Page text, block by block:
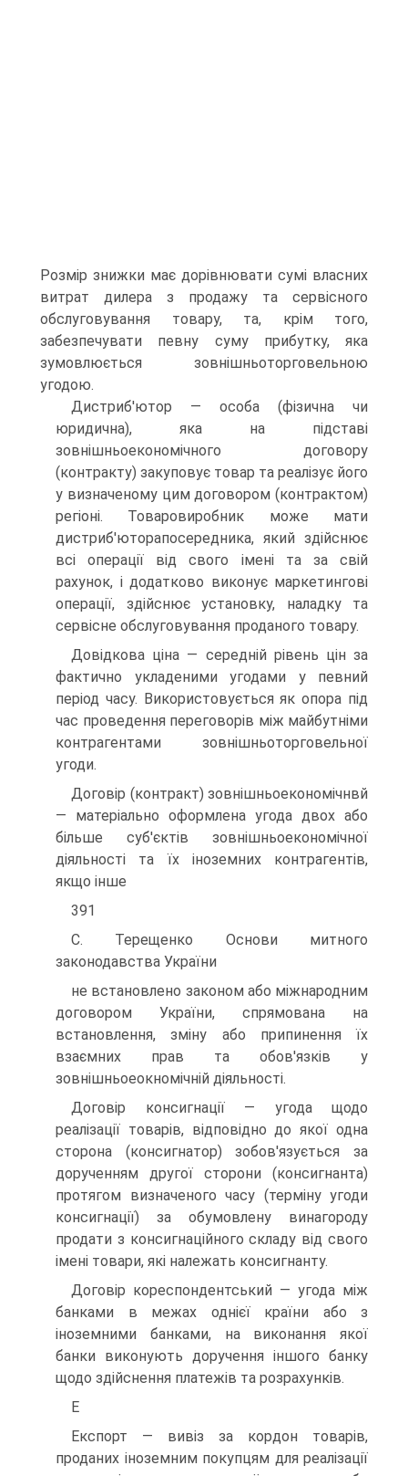
Розмір знижки має дорівнювати сумі власних
витрат дилера з продажу та сервісного
обслуговування товару, та, крім того,
забезпечувати певну суму прибутку, яка
зумовлюється зовнішньоторговельною
угодою.
Дистриб'ютор — особа (фізична чи
юридична), яка на підставі
зовнішньоекономічного договору
(контракту) закуповує товар та реалізує його
у визначеному цим договором (контрактом)
регіоні. Товаровиробник може мати
дистриб'юторапосередника, який здійснює
всі операції від свого імені та за свій
рахунок, і додатково виконує маркетингові
операції, здійснює установку, наладку та
сервісне обслуговування проданого товару.
Довідкова ціна — середній рівень цін за
фактично укладеними угодами у певний
період часу. Використовується як опора під
час проведення переговорів між майбутніми
контрагентами зовнішньоторговельної
угоди.
Договір (контракт) зовнішньоекономічнвй
— матеріально оформлена угода двох або
більше суб'єктів зовнішньоекономічної
діяльності та їх іноземних контрагентів,
якщо інше
391
С. Терещенко Основи митного
законодавства України
не встановлено законом або міжнародним
договором України, спрямована на
встановлення, зміну або припинення їх
взаємних прав та обов'язків у
зовнішньоеокномічній діяльності.
Договір консигнації — угода щодо
реалізації товарів, відповідно до якої одна
сторона (консигнатор) зобов'язується за
дорученням другої сторони (консигнанта)
протягом визначеного часу (терміну угоди
консигнації) за обумовлену винагороду
продати з консигнаційного складу від свого
імені товари, які належать консигнанту.
Договір кореспондентський — угода між
банками в межах однієї країни або з
іноземними банками, на виконання якої
банки виконують доручення іншого банку
щодо здійснення платежів та розрахунків.
Е
Експорт — вивіз за кордон товарів,
проданих іноземним покупцям для реалізації